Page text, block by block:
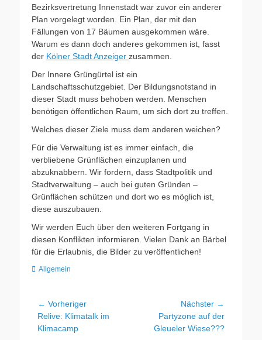
Bezirksvertretung Innenstadt war zuvor ein anderer
Plan vorgelegt worden. Ein Plan, der mit den
Fällungen von 17 Bäumen ausgekommen wäre.
Warum es dann doch anderes gekommen ist, fasst
der Kölner Stadt Anzeiger zusammen.
Der Innere Grüngürtel ist ein
Landschaftsschutzgebiet. Der Bildungsnotstand in
dieser Stadt muss behoben werden. Menschen
benötigen öffentlichen Raum, um sich dort zu treffen.
Welches dieser Ziele muss dem anderen weichen?
Für die Verwaltung ist es immer einfach, die
verbliebene Grünflächen einzuplanen und
abzuknabbern. Wir fordern, dass Stadtpolitik und
Stadtverwaltung – auch bei guten Gründen –
Grünflächen schützen und dort wo es möglich ist,
diese auszubauen.
Wir werden Euch über den weiteren Fortgang in
diesen Konflikten informieren. Vielen Dank an Bärbel
für die Erlaubnis, die Bilder zu veröffentlichen!
Kategorien
Allgemein
Beitragsnavigation
← Vorheriger
Vorheriger
Beitrag:
Relive: Klimatalk im
Klimacamp
Nächster →
Nächster
Beitrag:
Partyzone auf der
Gleueler Wiese???